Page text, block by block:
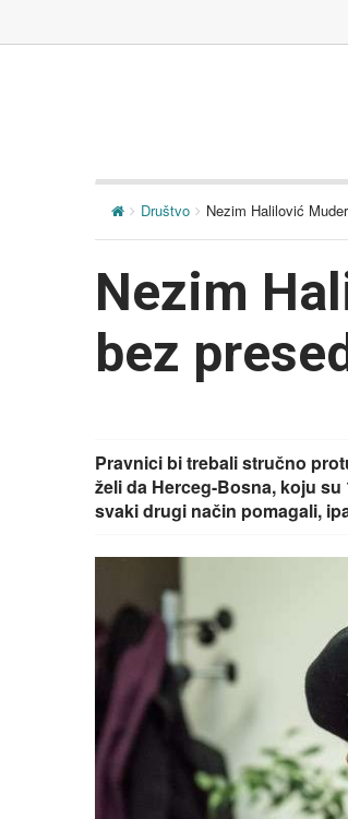
Društvo Nezim Halilović
Nezim
bez
Pravnici bi trebali stručno
želi da Herceg-Bosna, koju
svaki drugi način pomagali,